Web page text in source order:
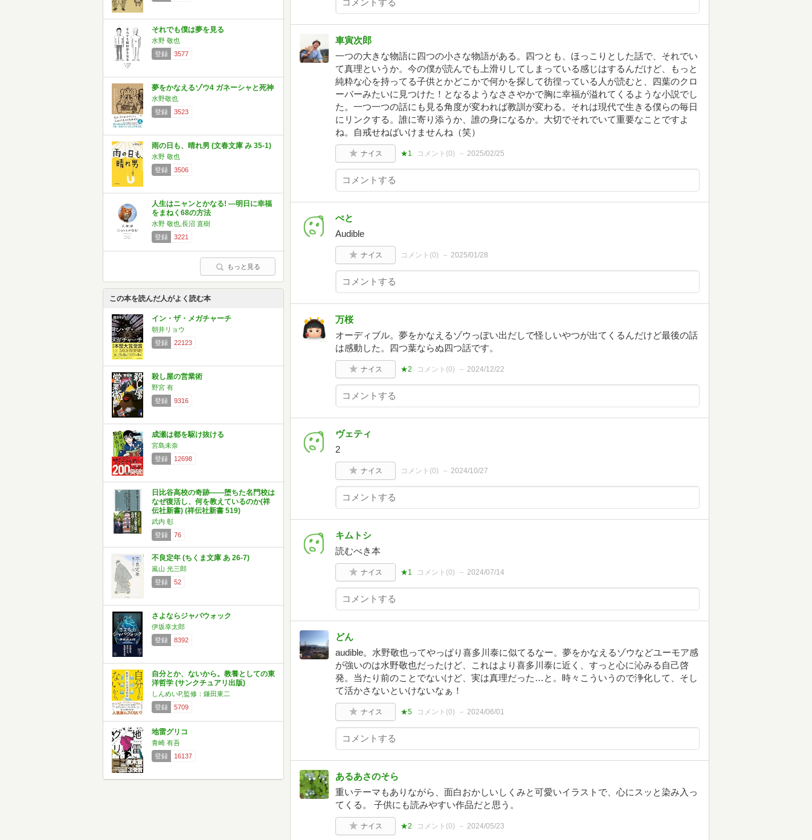
それでも僕は夢を見る
水野 敬也
登録
3577
夢をかなえるゾウ4 ガネーシャと死神
水野敬也
登録
3523
雨の日も、晴れ男 (文春文庫 み 35-1)
水野 敬也
登録
3506
人生はニャンとかなる! ―明日に幸福
をまねく68の方法
水野 敬也,長沼 直樹
登録
3221
もっと見る
この本を読んだ人がよく読む本
イン・ザ・メガチャーチ
朝井リョウ
登録
22123
殺し屋の営業術
野宮 有
登録
9316
成瀬は都を駆け抜ける
宮島未奈
登録
12698
日比谷高校の奇跡――堕ちた名門校は
なぜ復活し、何を教えているのか(祥
伝社新書) (祥伝社新書 519)
武内 彰
登録
76
不良定年 (ちくま文庫 あ 26-7)
嵐山 光三郎
登録
52
さよならジャバウォック
伊坂幸太郎
登録
8392
自分とか、ないから。教養としての東
洋哲学 (サンクチュアリ出版)
しんめいP,監修：鎌田東二
登録
5709
地雷グリコ
青崎 有吾
登録
16137
車寅次郎
一つの大きな物語に四つの小さな物語がある。四つとも、ほっこりとした話で、それでい
て真理というか。今の僕が読んでも上滑りしてしまっている感じはするんだけど、もっと
純粋な心を持ってる子供とかどこかで何かを探して彷徨っている人が読むと、四葉のクロ
ーバーみたいに見つけた！となるようなささやかで胸に幸福が溢れてくるような小説でし
た。一つ一つの話にも見る角度が変われば教訓が変わる。それは現代で生きる僕らの毎日
にリンクする。誰に寄り添うか、誰の身になるか。大切でそれでいて重要なことですよ
ね。自戒せねばいけませんね（笑）
ナイス ★1 コメント(0) 2025/02/25
ぺと
Audible
ナイス コメント(0) 2025/01/28
万桜
オーディブル。夢をかなえるゾウっぽい出だしで怪しいやつが出てくるんだけど最後の話
は感動した。四つ葉ならぬ四つ話です。
ナイス ★2 コメント(0) 2024/12/22
ヴェティ
2
ナイス コメント(0) 2024/10/27
キムトシ
読むべき本
ナイス ★1 コメント(0) 2024/07/14
どん
audible。水野敬也ってやっぱり喜多川泰に似てるなー。夢をかなえるゾウなどユーモア感
が強いのは水野敬也だったけど、これはより喜多川泰に近く、すっと心に沁みる自己啓
発。当たり前のことでないけど、実は真理だった…と。時々こういうので浄化して、そし
て活かさないといけないなぁ！
ナイス ★5 コメント(0) 2024/06/01
あるあさのそら
重いテーマもありながら、面白おかしいしくみと可愛いイラストで、心にスッと染み入っ
てくる。 子供にも読みやすい作品だと思う。
ナイス ★2 コメント(0) 2024/05/23